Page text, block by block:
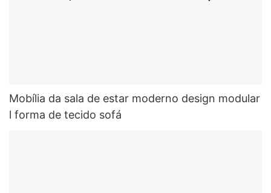
Mobília da sala de estar moderno design modular
l forma de tecido sofá